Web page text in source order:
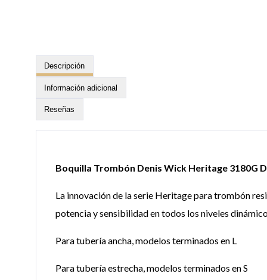
Descripción
Información adicional
Reseñas
Boquilla Trombón Denis Wick Heritage 3180G
La innovación de la serie Heritage para trombón
potencia y sensibilidad en todos los niveles
Para tubería ancha, modelos terminados en L
Para tubería estrecha, modelos terminados en S